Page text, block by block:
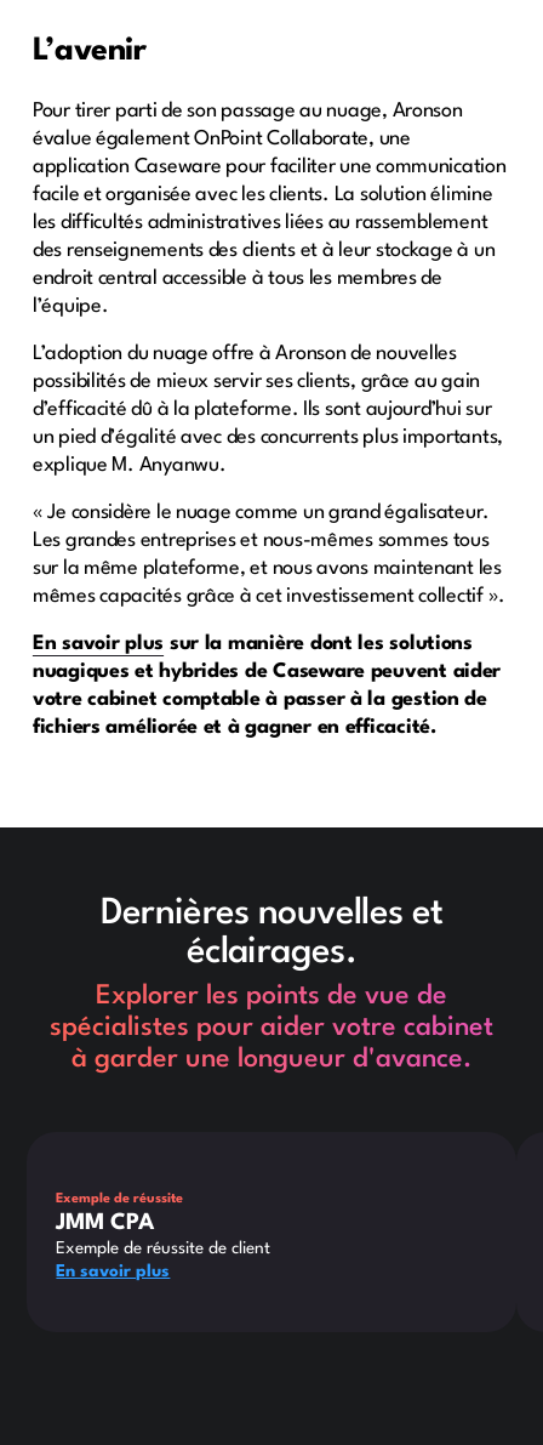
L’avenir
Pour tirer parti de son passage au nuage, Aronson
évalue également OnPoint Collaborate, une
application Caseware pour faciliter une communication
facile et organisée avec les clients. La solution élimine
les difficultés administratives liées au rassemblement
des renseignements des clients et à leur stockage à un
endroit central accessible à tous les membres de
l’équipe.
L’adoption du nuage offre à Aronson de nouvelles
possibilités de mieux servir ses clients, grâce au gain
d’efficacité dû à la plateforme. Ils sont aujourd’hui sur
un pied d’égalité avec des concurrents plus importants,
explique M. Anyanwu.
« Je considère le nuage comme un grand égalisateur.
Les grandes entreprises et nous-mêmes sommes tous
sur la même plateforme, et nous avons maintenant les
mêmes capacités grâce à cet investissement collectif ».
En savoir plus sur la manière dont les solutions
nuagiques et hybrides de Caseware peuvent aider
votre cabinet comptable à passer à la gestion de
fichiers améliorée et à gagner en efficacité.
Dernières nouvelles et
éclairages.
Explorer les points de vue de
spécialistes pour aider votre cabinet
à garder une longueur d'avance.
Exemple de réussite
JMM CPA
Exemple de réussite de client
En savoir plus